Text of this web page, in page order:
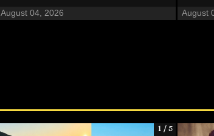
August 04, 2026 August
1 / 5